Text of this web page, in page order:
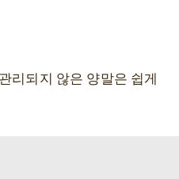
리되지 않은 양말은 쉽게